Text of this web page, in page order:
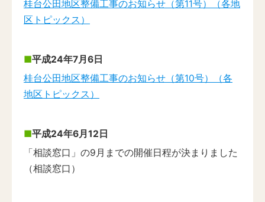
桂台公田地区整備工事のお知らせ（第11号）（各地
区トピックス）
平成24年7月6日
桂台公田地区整備工事のお知らせ（第10号）（各
地区トピックス）
平成24年6月12日
「相談窓口」の9月までの開催日程が決まりました
（相談窓口）